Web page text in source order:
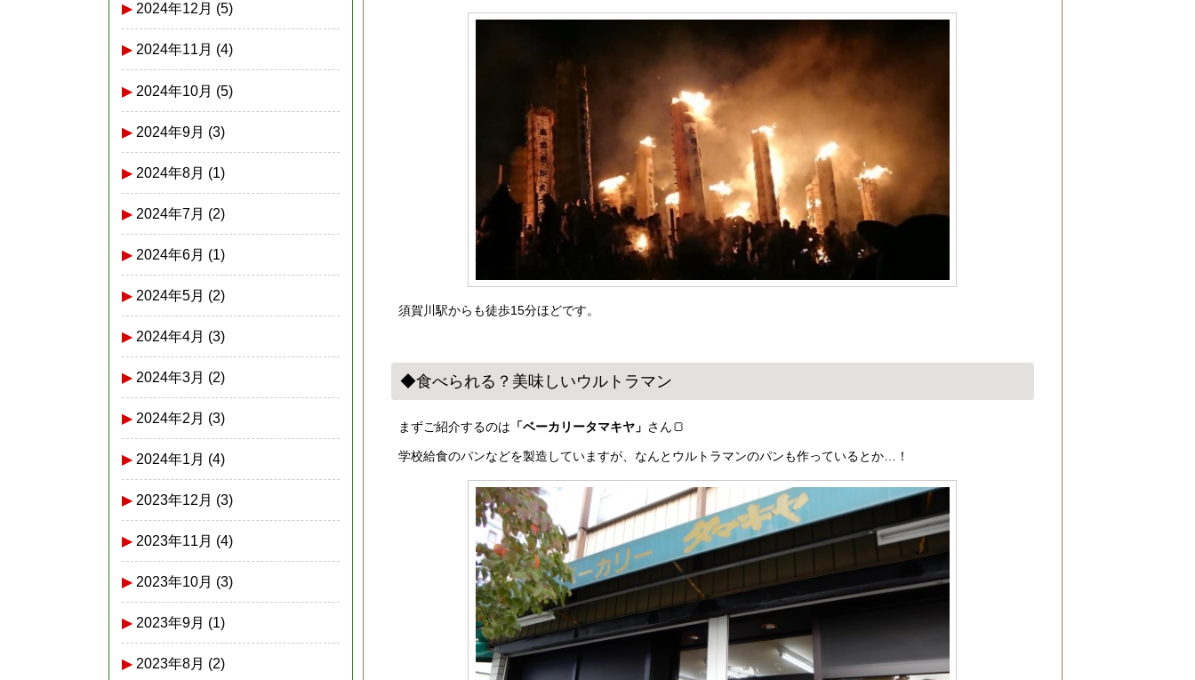
2024年12月 (5)
2024年11月 (4)
2024年10月 (5)
2024年9月 (3)
2024年8月 (1)
2024年7月 (2)
2024年6月 (1)
2024年5月 (2)
2024年4月 (3)
2024年3月 (2)
2024年2月 (3)
2024年1月 (4)
2023年12月 (3)
2023年11月 (4)
2023年10月 (3)
2023年9月 (1)
2023年8月 (2)
須賀川駅からも徒歩15分ほどです。
◆食べられる？美味しいウルトラマン
まずご紹介するのは 「ベーカリータマキヤ」 さん🍞
学校給食のパンなどを製造していますが、なんとウルトラマンのパンも作っているとか…！